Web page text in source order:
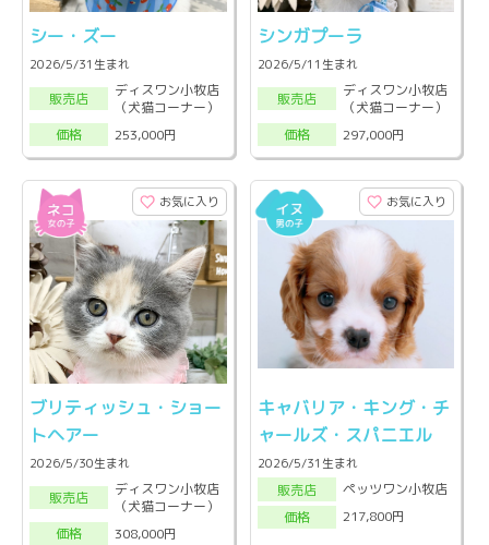
シー・ズー
2026/5/31生まれ
販売店
ディスワン小牧店
（犬猫コーナー）
価格
253,000円
シンガプーラ
2026/5/11生まれ
販売店
ディスワン小牧店
（犬猫コーナー）
価格
297,000円
お気に入り
ブリティッシュ・ショー
トヘアー
2026/5/30生まれ
販売店
ディスワン小牧店
（犬猫コーナー）
価格
308,000円
お気に入り
キャバリア・キング・チ
ャールズ・スパニエル
2026/5/31生まれ
販売店
ペッツワン小牧店
価格
217,800円